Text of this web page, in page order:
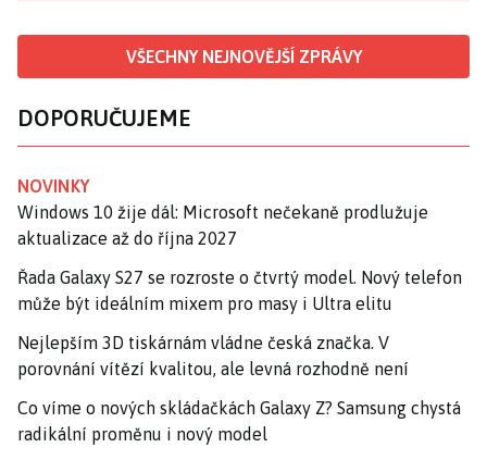
VŠECHNY NEJNOVĚJŠÍ ZPRÁVY
DOPORUČUJEME
NOVINKY
Windows 10 žije dál: Microsoft nečekaně prodlužuje
aktualizace až do října 2027
Řada Galaxy S27 se rozroste o čtvrtý model. Nový telefon
může být ideálním mixem pro masy i Ultra elitu
Nejlepším 3D tiskárnám vládne česká značka. V
porovnání vítězí kvalitou, ale levná rozhodně není
Co víme o nových skládačkách Galaxy Z? Samsung chystá
radikální proměnu i nový model